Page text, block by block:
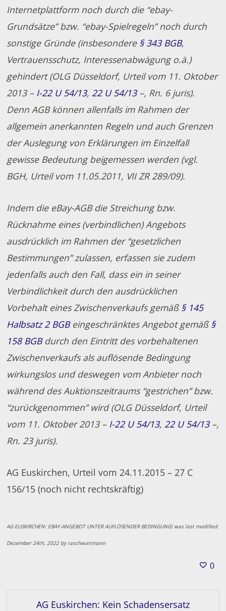
Internetplattform noch durch die “ebay-
Grundsätze” bzw. “ebay-Spielregeln” noch durch
sonstige Gründe (insbesondere § 343 BGB,
Vertrauensschutz, Interessenabwägung o.ä.)
gehindert (OLG Düsseldorf, Urteil vom 11. Oktober
2013 – I-22 U 54/13, 22 U 54/13–, Rn. 6 juris).
Denn AGB können allenfalls im Rahmen der
allgemein anerkannten Regeln und auch Grenzen
der Auslegung von Erklärungen im Einzelfall
gewisse Bedeutung beigemessen werden (vgl.
BGH, Urteil vom 11.05.2011, VII ZR 289/09).
Indem die eBay-AGB die Streichung bzw.
Rücknahme eines (verbindlichen) Angebots
ausdrücklich im Rahmen der “gesetzlichen
Bestimmungen” zulassen, erfassen sie zudem
jedenfalls auch den Fall, dass ein in seiner
Verbindlichkeit durch den ausdrücklichen
Vorbehalt eines Zwischenverkaufs gemäß § 145
Halbsatz 2 BGBeingeschränktes Angebot gemäß §
158 BGBdurch den Eintritt des vorbehaltenen
Zwischenverkaufs als auflösende Bedingung
wirkungslos und deswegen vom Anbieter noch
während des Auktionszeitraums “gestrichen” bzw.
“zurückgenommen” wird (OLG Düsseldorf, Urteil
vom 11. Oktober 2013 – I-22 U 54/13, 22 U 54/13–,
Rn. 23 juris).
AG Euskirchen, Urteil vom 24.11.2015 – 27 C
156/15 (noch nicht rechtskräftig)
AG EUSKIRCHEN: EBAY-ANGEBOT UNTER AUFLÖSENDER BEDINGUNG!was last modified:
Dezember 24th, 2022by raschwartmann
0
AG Euskirchen: Kein Schadensersatz